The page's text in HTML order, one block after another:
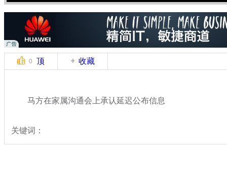
0 顶 收藏
马方在家属沟通会上承认延迟公布信息
关键词：